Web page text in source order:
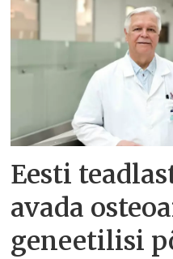
Eesti
avada
geneetilisi